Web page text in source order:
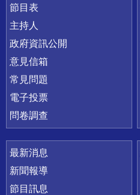
節目表
主持人
政府資訊公開
意見信箱
常見問題
電子投票
問卷調查
最新消息
新聞報導
節目訊息